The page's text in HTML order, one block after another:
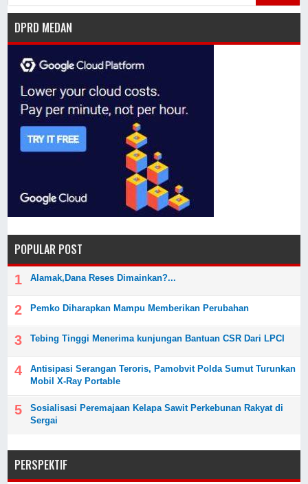
DPRD MEDAN
POPULAR POST
Alamak,Dana Reses Dimainkan?...
Pemko Diharapkan Mampu Memberikan Perubahan
Tebing Tinggi Menerima kunjungan Bantuan CSR Dari LPCI
Antisipasi Serangan Teroris, Pamobvit Polda Sumut Turunkan
Mobil X-Ray Portable
Sosialisasi Peremajaan Kelapa Sawit Perkebunan Rakyat di
Sergai
PERSPEKTIF